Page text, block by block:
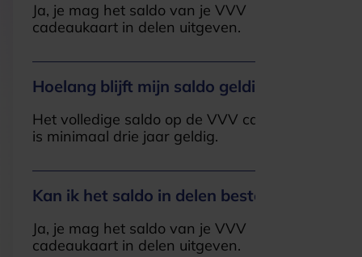
Ja, je mag het saldo van je VVV
cadeaukaart in delen uitgeven.
Hoelang blijft mijn saldo geldig?
Het volledige saldo op de VVV cadeaukaart
is minimaal drie jaar geldig.
Kan ik het saldo in delen besteden?
Ja, je mag het saldo van je VVV
cadeaukaart in delen uitgeven.